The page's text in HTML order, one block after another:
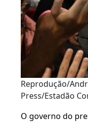
Reprodução/
Press/Estadão
O governo do